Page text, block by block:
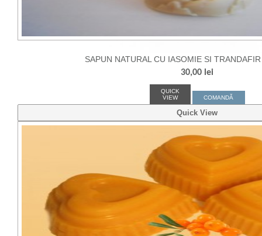
SAPUN NATURAL CU IASOMIE SI
30,00 lei
QUICK
VIEW
COMANDĂ
Quick View